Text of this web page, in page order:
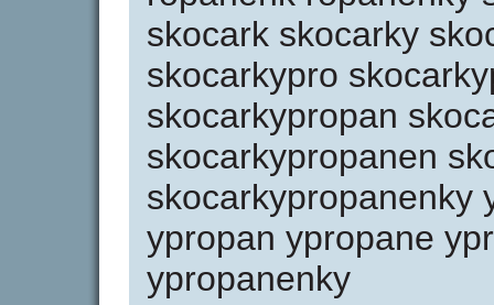
skocark skocarky
skocarkypro
skocarkypropan
skocarkypropanen
skocarkypropanenky
ypropan ypropane
ypropanenky